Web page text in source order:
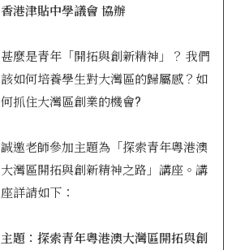
香港津貼中學議會 協辦
甚麼是青年「開拓與創新精神」？ 我們
該如何培養學生對大灣區的歸屬感？如
何抓住大灣區創業的機會?
誠邀老師參加主題為「探索青年粵港澳
大灣區開拓與創新精神之路」講座。講
座詳請如下：
主題：探索青年粵港澳大灣區開拓與創